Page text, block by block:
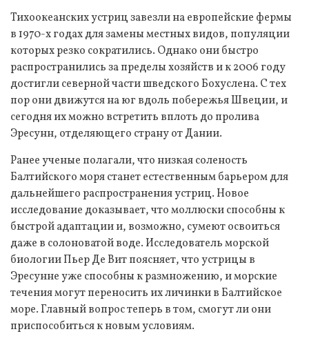
Тихоокеанских устриц завезли на европейские фермы
в 1970-х годах для замены местных видов, популяции
которых резко сократились. Однако они быстро
распространились за пределы хозяйств и к 2006 году
достигли северной части шведского Бохуслена. С тех
пор они движутся на юг вдоль побережья Швеции, и
сегодня их можно встретить вплоть до пролива
Эресунн, отделяющего страну от Дании.
Ранее ученые полагали, что низкая соленость
Балтийского моря станет естественным барьером для
дальнейшего распространения устриц. Новое
исследование доказывает, что моллюски способны к
быстрой адаптации и, возможно, сумеют освоиться
даже в солоноватой воде. Исследователь морской
биологии Пьер Де Вит поясняет, что устрицы в
Эресунне уже способны к размножению, и морские
течения могут переносить их личинки в Балтийское
море. Главный вопрос теперь в том, смогут ли они
приспособиться к новым условиям.